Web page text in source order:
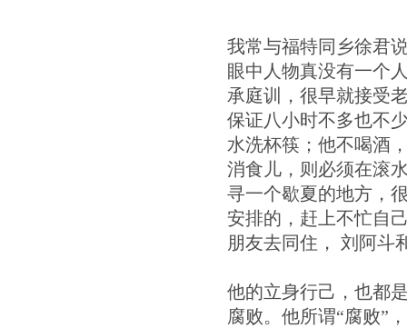
我常与福特同乡徐君
眼中人物真没有一个
承庭训，很早就接受
保证八小时不多也不
水洗杯筷；他不喝酒
消食儿，则必须在滚
寻一个歇夏的地方，
安排的，赶上不忙自
朋友去同住， 刘阿斗
他的立身行己，也都
腐败。他所谓“腐败”